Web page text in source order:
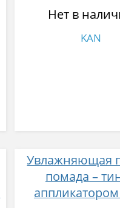
Нет в
KAN
Увлажняющая
помада –
аппликатором